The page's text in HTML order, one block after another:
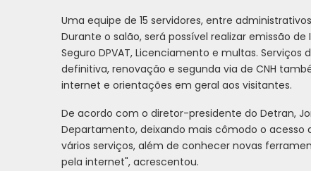
Uma equipe de 15 servidores, entre
Durante o salão, será possível realizar emissão
Seguro DPVAT, Licenciamento e multas.
definitiva, renovação e segunda via de CNH
internet e orientações em geral aos visitantes.
De acordo com o diretor-presidente do Detran,
Departamento, deixando mais cômodo o acesso
vários serviços, além de conhecer novas
pela internet", acrescentou.